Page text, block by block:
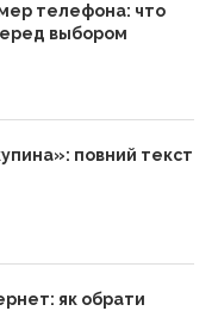
телефона: что
выбором
повний текст
як обрати